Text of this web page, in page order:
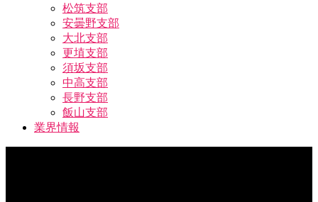
松筑支部
安曇野支部
大北支部
更埴支部
須坂支部
中高支部
長野支部
飯山支部
業界情報